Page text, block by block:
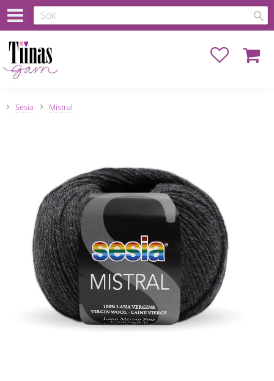
Favoriter
Sesia Mistral